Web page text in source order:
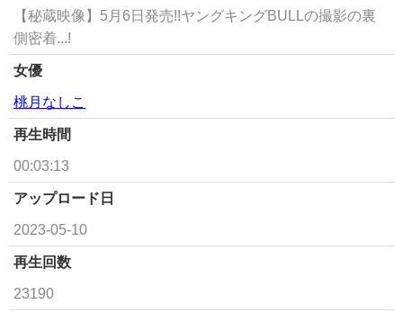
【秘蔵映像】5月6日発売!!ヤングキングBULLの撮影の裏
側密着...!
女優
桃月なしこ
再生時間
00:03:13
アップロード日
2023-05-10
再生回数
23190